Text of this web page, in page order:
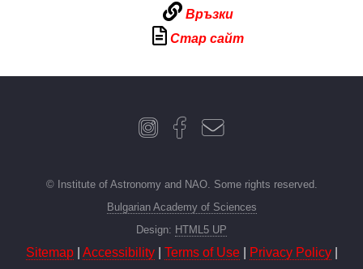
Връзки
Стар сайт
© Institute of Astronomy and NAO. Some rights reserved.
Bulgarian Academy of Sciences
Design: HTML5 UP
Sitemap| Accessibility| Terms of Use| Privacy Policy|